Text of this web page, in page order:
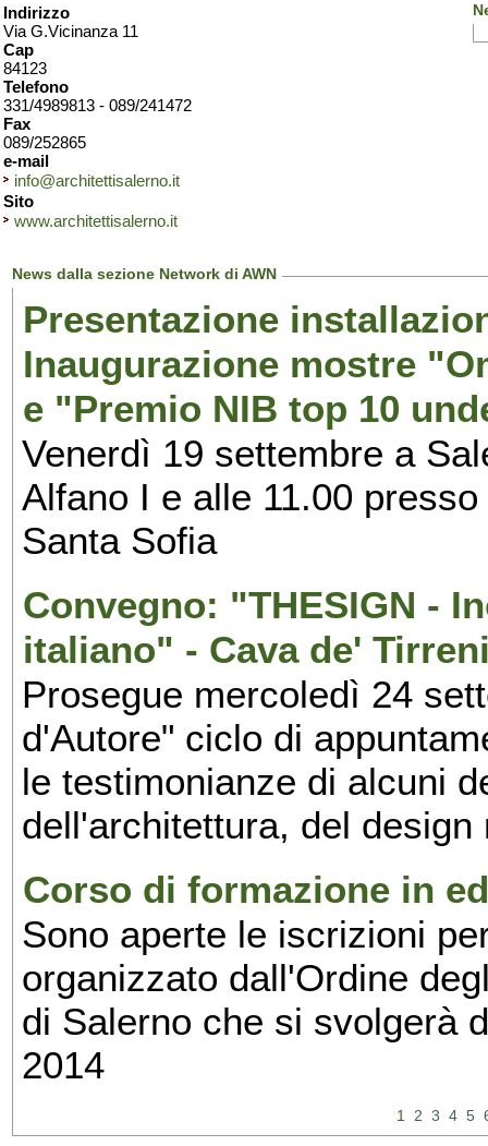
Indirizzo
Via G.Vicinanza 11
Cap
84123
Telefono
331/4989813 - 089/241472
Fax
089/252865
e-mail
info@architettisalerno.it
Sito
www.architettisalerno.it
News dalla sezione Network di AWN
Presentazione
Inaugurazione mostre
e "Premio NIB top 10
Venerdì 19 settembre a
Alfano I e alle 11.00
Santa Sofia
Convegno: "THESIGN -
italiano" - Cava de'
Prosegue mercoledì 24
d'Autore" ciclo di
le testimonianze di alcuni
dell'architettura, del
Corso di formazione in
Sono aperte le iscrizioni
organizzato dall'Ordine
di Salerno che si svolgerà
2014
1 2 3 4 5